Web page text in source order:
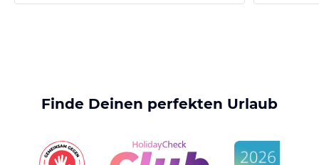
Finde Deinen perfekten Urlaub